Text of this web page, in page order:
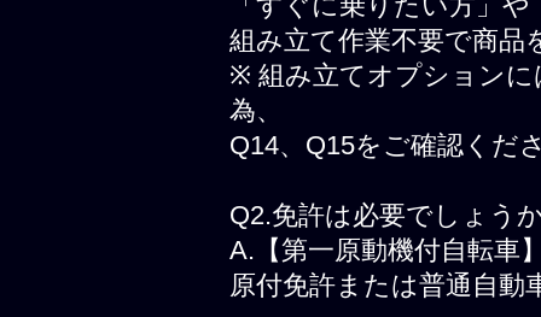
組み立て作業不要で商品
※ 組み立てオプションに
為、
Q14、Q15をご確認くだ
Q2.免許は必要でしょう
A.【第一原動機付自転車
原付免許または普通自動